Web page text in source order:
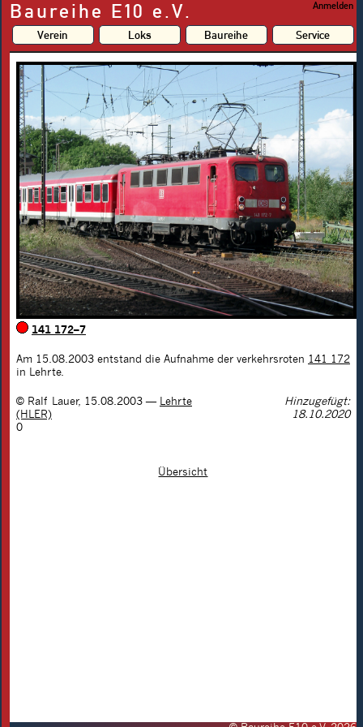
Baureihe E10 e.V. Anmelden
Verein Loks Baureihe Service
141 172–7
Am 15.08.2003 entstand die Aufnahme der verkehrsroten 141 172
in Lehrte.
© Ralf Lauer, 15.08.2003 —
Lehrte
(HLER)
Hinzugefügt:
18.10.2020
0
Übersicht